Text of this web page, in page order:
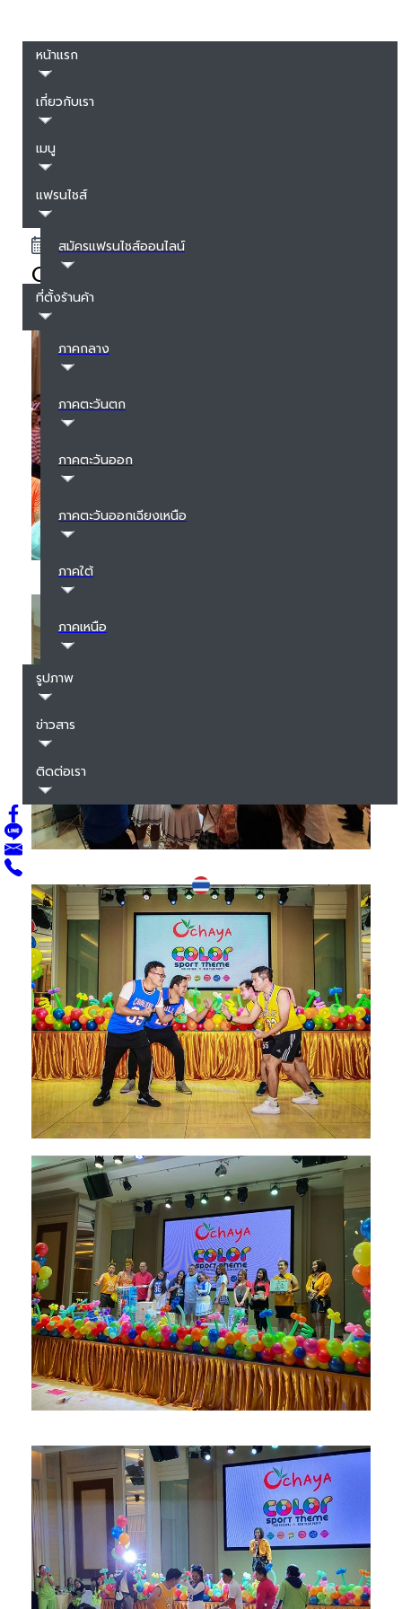
หน้าแรก
เกี่ยวกับเรา
เมนู
แฟรนไชส์
สมัครแฟรนไชส์ออนไลน์
ที่ตั้งร้านค้า
ภาคกลาง
ภาคตะวันตก
ภาคตะวันออก
ภาคตะวันออกเฉียงเหนือ
ภาคใต้
ภาคเหนือ
รูปภาพ
ข่าวสาร
ติดต่อเรา
January 17, 2024Visitor :0
Ochaya New Year Party 2020